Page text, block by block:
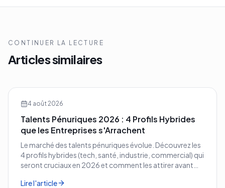
CONTINUER LA LECTURE
Articles similaires
4 août 2026
Talents Pénuriques 2026 : 4 Profils Hybrides
que les Entreprises s'Arrachent
Le marché des talents pénuriques évolue. Découvrez les
4 profils hybrides (tech, santé, industrie, commercial) qui
seront cruciaux en 2026 et comment les attirer avant
Lire l'article